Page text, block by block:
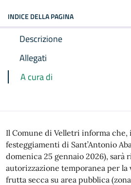
INDICE DELLA PAGINA
Descrizione
Allegati
A cura di
Il Comune di Velletri informa che,
festeggiamenti di Sant’Antonio
domenica 25 gennaio 2026), sarà
autorizzazione temporanea per
frutta secca su area pubblica